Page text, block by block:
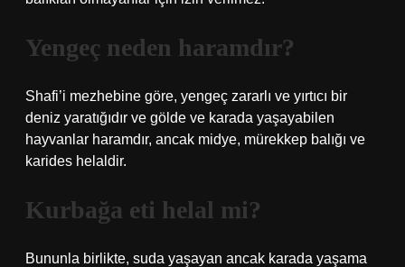
Yengeç neden haramdır?
Shafi’i mezhebine göre, yengeç zararlı ve yırtıcı bir
deniz yaratığıdır ve gölde ve karada yaşayabilen
hayvanlar haramdır, ancak midye, mürekkep balığı ve
karides helaldir.
Kurbağa eti helal mi?
Bununla birlikte, suda yaşayan ancak karada yaşama